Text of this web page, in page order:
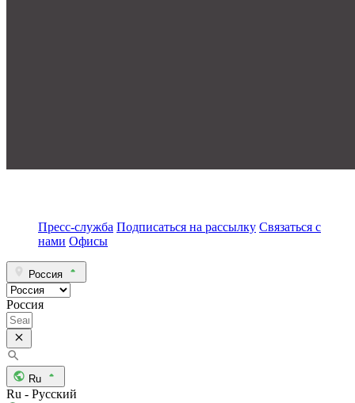
Пресс-служба Подписаться на рассылку Связаться с
нами Офисы
Россия
Россия
Ru
Ru - Русский